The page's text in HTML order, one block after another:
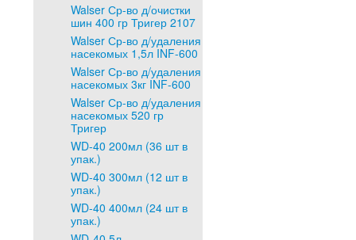
Walser Ср-во д/очистки
шин 400 гр Тригер 2107
Walser Ср-во д/удаления
насекомых 1,5л INF-600
Walser Ср-во д/удаления
насекомых 3кг INF-600
Walser Ср-во д/удаления
насекомых 520 гр
Тригер
WD-40 200мл (36 шт в
упак.)
WD-40 300мл (12 шт в
упак.)
WD-40 400мл (24 шт в
упак.)